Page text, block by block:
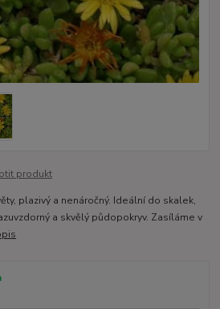
produkt
plazivý a nenáročný. Ideální do skalek,
a skvělý půdopokryv. Zasíláme v